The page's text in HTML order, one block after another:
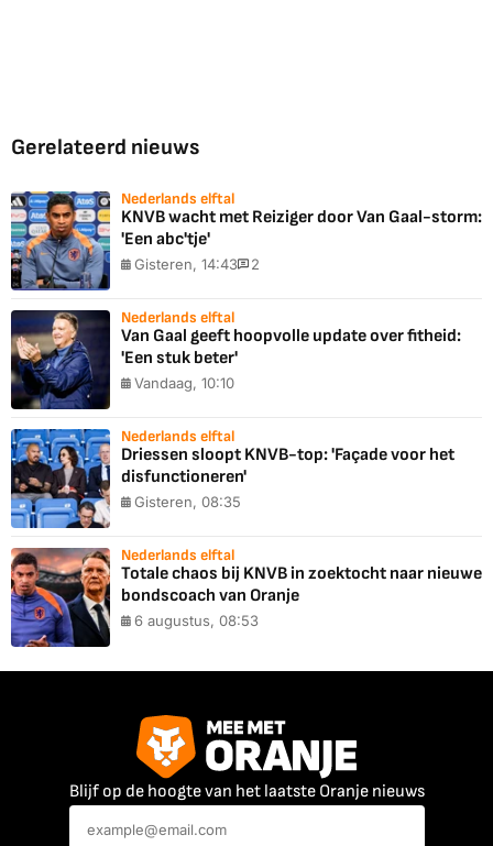
Gerelateerd nieuws
Nederlands elftal
KNVB wacht met Reiziger door Van Gaal-storm:
'Een abc'tje'
Gisteren, 14:43 2
Nederlands elftal
Van Gaal geeft hoopvolle update over fitheid:
'Een stuk beter'
Vandaag, 10:10
Nederlands elftal
Driessen sloopt KNVB-top: 'Façade voor het
disfunctioneren'
Gisteren, 08:35
Nederlands elftal
Totale chaos bij KNVB in zoektocht naar nieuwe
bondscoach van Oranje
6 augustus, 08:53
Blijf op de hoogte van het laatste Oranje nieuws